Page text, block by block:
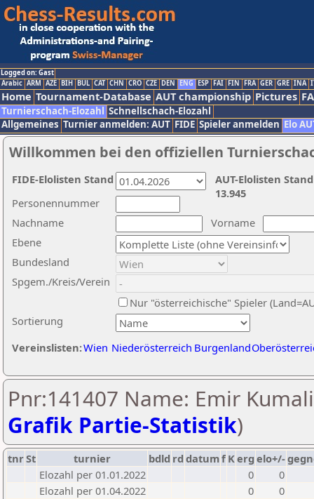
Logged on: Gast
Arabic ARM AZE BIH BUL CAT CHN CRO CZE DEN ENG ESP FAI FIN FRA GER GRE INA
Home Tournament-Database AUT championship Pictures
Turnierschach-Elozahl Schnellschach-Elozahl
Allgemeines Turnier anmelden: AUT FIDE Spieler anmelden Elo
Willkommen bei den offiziellen
Nachname
Vorname
Ebene
Sortierung
Personennummer
Bundesland
Spgem./Kreis/Verein
Nur "österreichische" Spieler
Vereinslisten:Wien Niederösterreich Burgenland
AUT-Elolisten
13.945
FIDE-Elolisten Stand
Pnr:141407 Name: Emir
Grafik Partie-Statistik)
tnrSt turnier bdld rd datumf Kerg elo+/-
Elozahl per 01.01.2022
0
0
Elozahl per 01.04.2022
0
0